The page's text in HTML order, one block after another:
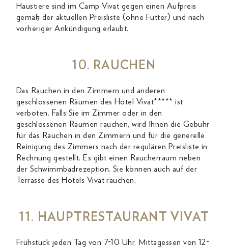
Haustiere sind im Camp Vivat gegen einen Aufpreis
gemäß der aktuellen Preisliste (ohne Futter) und nach
vorheriger Ankündigung erlaubt.
10. RAUCHEN
Das Rauchen in den Zimmern und anderen
geschlossenen Räumen des Hotel Vivat***** ist
verboten. Falls Sie im Zimmer oder in den
geschlossenen Räumen rauchen, wird Ihnen die Gebühr
für das Rauchen in den Zimmern und für die generelle
Reinigung des Zimmers nach der regulären Preisliste in
Rechnung gestellt. Es gibt einen Raucherraum neben
der Schwimmbadrezeption. Sie können auch auf der
Terrasse des Hotels Vivat rauchen.
11. HAUPTRESTAURANT VIVAT
Frühstück jeden Tag von 7-10 Uhr, Mittagessen von 12-